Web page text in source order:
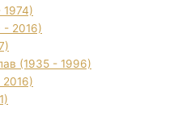
1974)
- 2016)
(1935 - 1996)
2016)